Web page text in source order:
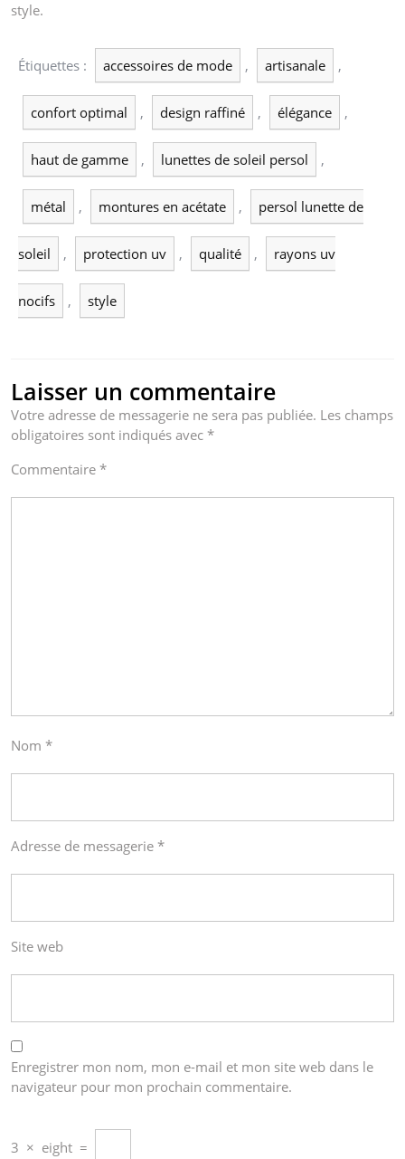
style.
Étiquettes : accessoires de mode , artisanale ,
confort optimal , design raffiné , élégance ,
haut de gamme , lunettes de soleil persol ,
métal , montures en acétate , persol lunette de
soleil , protection uv , qualité , rayons uv
nocifs , style
Laisser un commentaire
Votre adresse de messagerie ne sera pas publiée. Les champs
obligatoires sont indiqués avec *
Commentaire *
Nom *
Adresse de messagerie *
Site web
Enregistrer mon nom, mon e-mail et mon site web dans le
navigateur pour mon prochain commentaire.
3 × eight =